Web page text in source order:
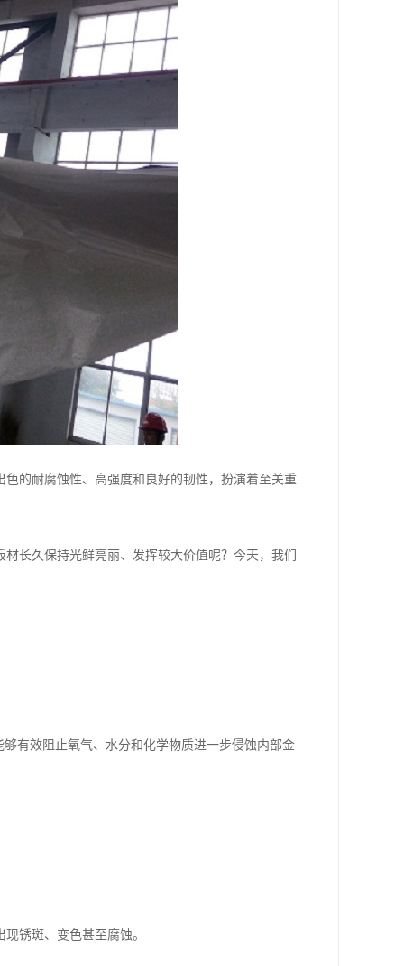
的耐腐蚀性、高强度和良好的韧性，扮演着至关重
长久保持光鲜亮丽、发挥较大价值呢？今天，我们
有效阻止氧气、水分和化学物质进一步侵蚀内部金
锈斑、变色甚至腐蚀。